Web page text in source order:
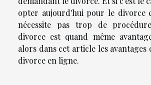
opter aujourd'hui pour le divorce
nécessite pas trop de
divorce est quand même
alors dans cet article les avantages
divorce en ligne.